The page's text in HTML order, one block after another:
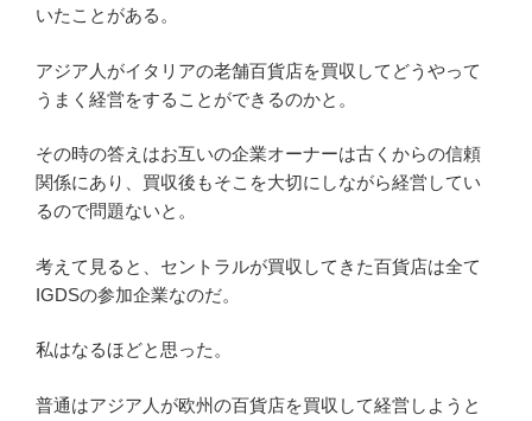
いたことがある。
アジア人がイタリアの老舗百貨店を買収してどうやって
うまく経営をすることができるのかと。
その時の答えはお互いの企業オーナーは古くからの信頼
関係にあり、買収後もそこを大切にしながら経営してい
るので問題ないと。
考えて見ると、セントラルが買収してきた百貨店は全て
IGDSの参加企業なのだ。
私はなるほどと思った。
普通はアジア人が欧州の百貨店を買収して経営しようと